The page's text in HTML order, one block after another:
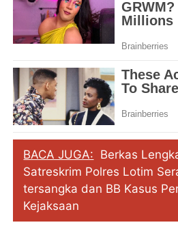
BACA JUGA: Berkas
Satreskrim Polres Lotim
tersangka dan BB Kasus
Kejaksaan